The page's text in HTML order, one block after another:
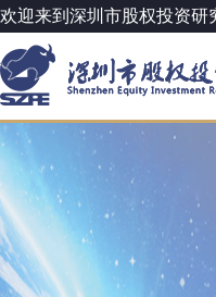
欢迎来到深圳市股权投资研